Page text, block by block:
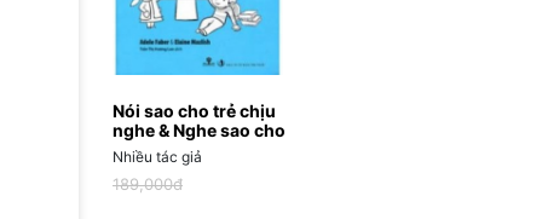
Nói sao cho trẻ chịu
nghe & Nghe sao cho
trẻ chịu nói
Nhiều tác giả
189,000đ